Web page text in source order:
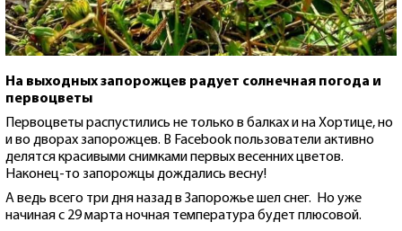
На выходных запорожцев радует солнечная погода и
первоцветы
Первоцветы распустились не только в балках и на Хортице, но
и во дворах запорожцев. В Facebook пользователи активно
делятся красивыми снимками первых весенних цветов.
Наконец-то запорожцы дождались весну!
А ведь всего три дня назад в Запорожье шел снег. Но уже
начиная с 29 марта ночная температура будет плюсовой.